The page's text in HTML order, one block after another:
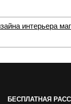
интерьера
БЕСПЛАТНАЯ